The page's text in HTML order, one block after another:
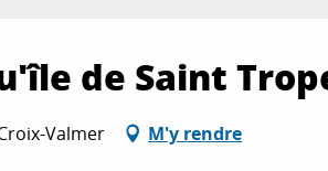
de Saint
Valmer M'y rendre